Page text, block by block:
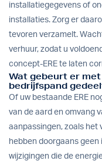
installatiegegevens of
installaties. Zorg er
tevoren verzamelt.
verhuur, zodat u
concept-ERE te laten
Wat gebeurt er met
bedrijfspand
Of uw bestaande ERE
van de aard en omvang
aanpassingen, zoals het
hebben doorgaans
wijzigingen die de